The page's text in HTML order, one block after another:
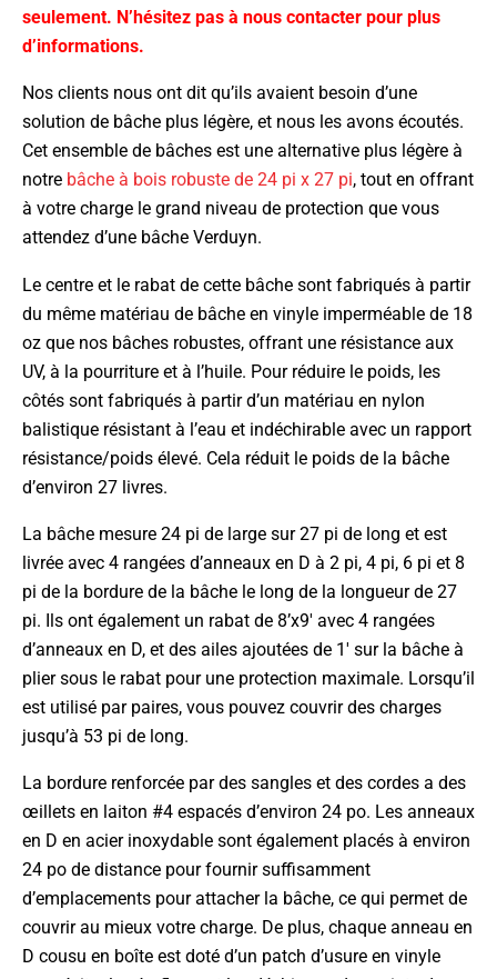
seulement. N’hésitez pas à nous contacter pour plus
d’informations.
Nos clients nous ont dit qu’ils avaient besoin d’une
solution de bâche plus légère, et nous les avons écoutés.
Cet ensemble de bâches est une alternative plus légère à
notre bâche à bois robuste de 24 pi x 27 pi, tout en offrant
à votre charge le grand niveau de protection que vous
attendez d’une bâche Verduyn.
Le centre et le rabat de cette bâche sont fabriqués à partir
du même matériau de bâche en vinyle imperméable de 18
oz que nos bâches robustes, offrant une résistance aux
UV, à la pourriture et à l’huile. Pour réduire le poids, les
côtés sont fabriqués à partir d’un matériau en nylon
balistique résistant à l’eau et indéchirable avec un rapport
résistance/poids élevé. Cela réduit le poids de la bâche
d’environ 27 livres.
La bâche mesure 24 pi de large sur 27 pi de long et est
livrée avec 4 rangées d’anneaux en D à 2 pi, 4 pi, 6 pi et 8
pi de la bordure de la bâche le long de la longueur de 27
pi. Ils ont également un rabat de 8’x9′ avec 4 rangées
d’anneaux en D, et des ailes ajoutées de 1′ sur la bâche à
plier sous le rabat pour une protection maximale. Lorsqu’il
est utilisé par paires, vous pouvez couvrir des charges
jusqu’à 53 pi de long.
La bordure renforcée par des sangles et des cordes a des
œillets en laiton #4 espacés d’environ 24 po. Les anneaux
en D en acier inoxydable sont également placés à environ
24 po de distance pour fournir suffisamment
d’emplacements pour attacher la bâche, ce qui permet de
couvrir au mieux votre charge. De plus, chaque anneau en
D cousu en boîte est doté d’un patch d’usure en vinyle